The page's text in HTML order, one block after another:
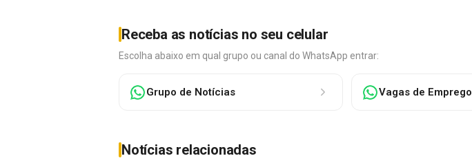
Receba as notícias no seu celular
Escolha abaixo em qual grupo ou canal do WhatsApp entrar:
Grupo de Notícias Vagas de Emprego
Notícias relacionadas